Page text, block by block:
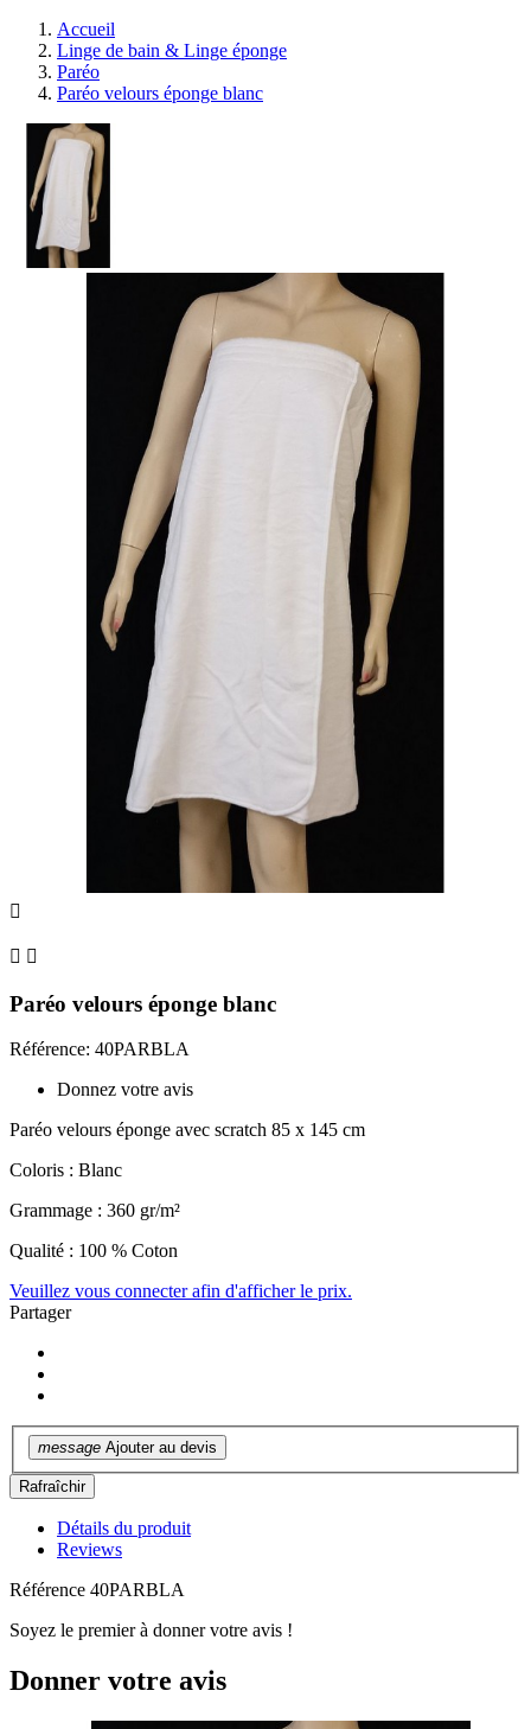
Accueil
Linge de bain & Linge éponge
Paréo
Paréo velours éponge blanc

 
Paréo velours éponge blanc
Référence: 40PARBLA
Donnez votre avis
Paréo velours éponge avec scratch 85 x 145 cm
Coloris : Blanc
Grammage : 360 gr/m²
Qualité : 100 % Coton
Veuillez vous connecter afin d'afficher le prix.
Partager
message Ajouter au devis
Détails du produit
Reviews
Référence 40PARBLA
Soyez le premier à donner votre avis !
Donner votre avis